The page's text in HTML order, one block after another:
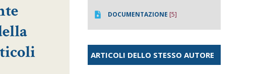
DOCUMENTAZIONE [5]
ARTICOLI DELLO STESSO AUTORE